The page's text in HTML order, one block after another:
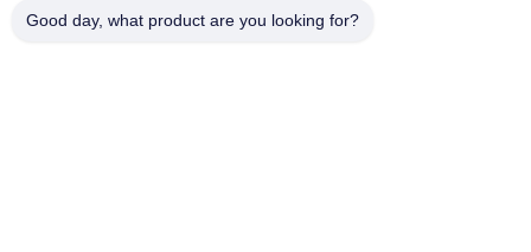
Fabrika Turu
Kalite Kontrol
Good day, what product are you looking for?